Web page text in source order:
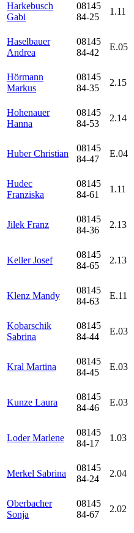
Harkebusch
Gabi
08145
84-25
1.11
Haselbauer
Andrea
08145
84-42
E.05
Hörmann
Markus
08145
84-35
2.15
Hohenauer
Hanna
08145
84-53
2.14
Huber Christian
08145
84-47
E.04
Hudec
Franziska
08145
84-61
1.11
Jilek Franz
08145
84-36
2.13
Keller Josef
08145
84-65
2.13
Klenz Mandy
08145
84-63
E.11
Kobarschik
Sabrina
08145
84-44
E.03
Kral Martina
08145
84-45
E.03
Kunze Laura
08145
84-46
E.03
Loder Marlene
08145
84-17
1.03
Merkel Sabrina
08145
84-24
2.04
Oberbacher
Sonja
08145
84-67
2.02